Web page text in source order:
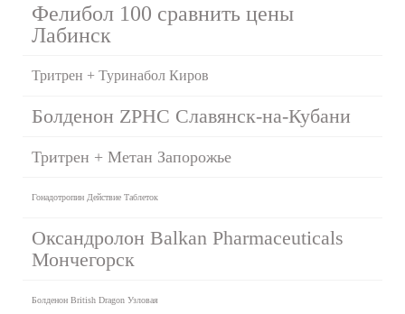
Фелибол 100 сравнить цены
Лабинск
Тритрен + Туринабол Киров
Болденон ZPHC Славянск-на-Кубани
Тритрен + Метан Запорожье
Гонадотропин Действие Таблеток
Оксандролон Balkan Pharmaceuticals
Мончегорск
Болденон British Dragon Узловая